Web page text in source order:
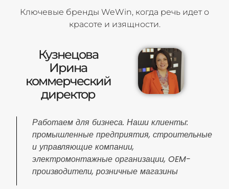
Ключевые бренды WeWin, когда речь идет о
красоте и изящности.
Кузнецова
Ирина
коммерческий
директор
Работаем для бизнеса. Наши клиенты:
промышленные предприятия, строительные
и управляющие компании,
электромонтажные организации, OEM-
производители, розничные магазины